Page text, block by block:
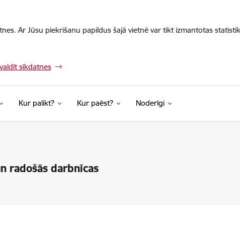
Ar Jūsu piekrišanu papildus šajā vietnē var tikt izmantotas
sīkdatnes
Kur palikt? Kur paēst? Noderīgi
radošās darbnīcas